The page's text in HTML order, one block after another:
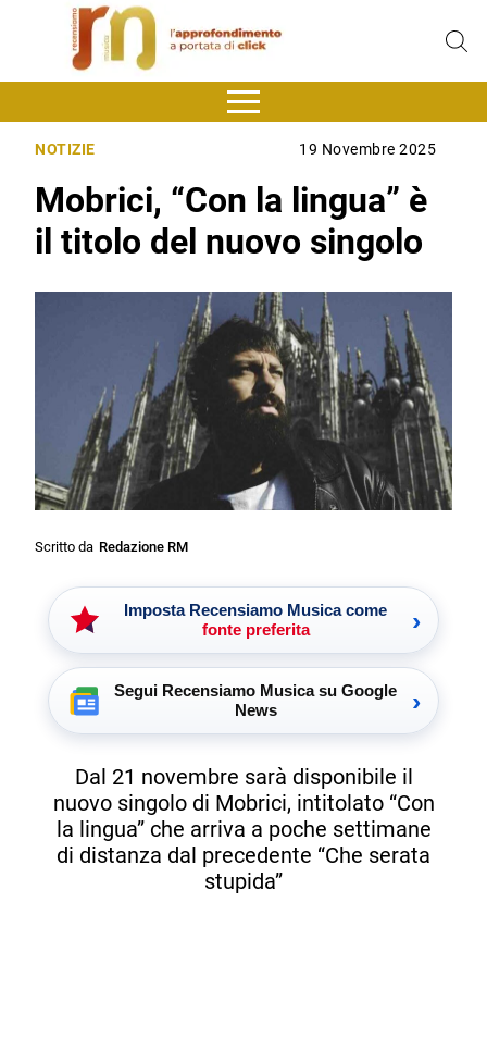
NOTIZIE 19 Novembre 2025
Mobrici, “Con la lingua” è
il titolo del nuovo singolo
Scritto da Redazione RM
Imposta Recensiamo Musica come
fonte preferita
›
Segui Recensiamo Musica su Google
News
›
Dal 21 novembre sarà disponibile il
nuovo singolo di Mobrici, intitolato “Con
la lingua” che arriva a poche settimane
di distanza dal precedente “Che serata
stupida”